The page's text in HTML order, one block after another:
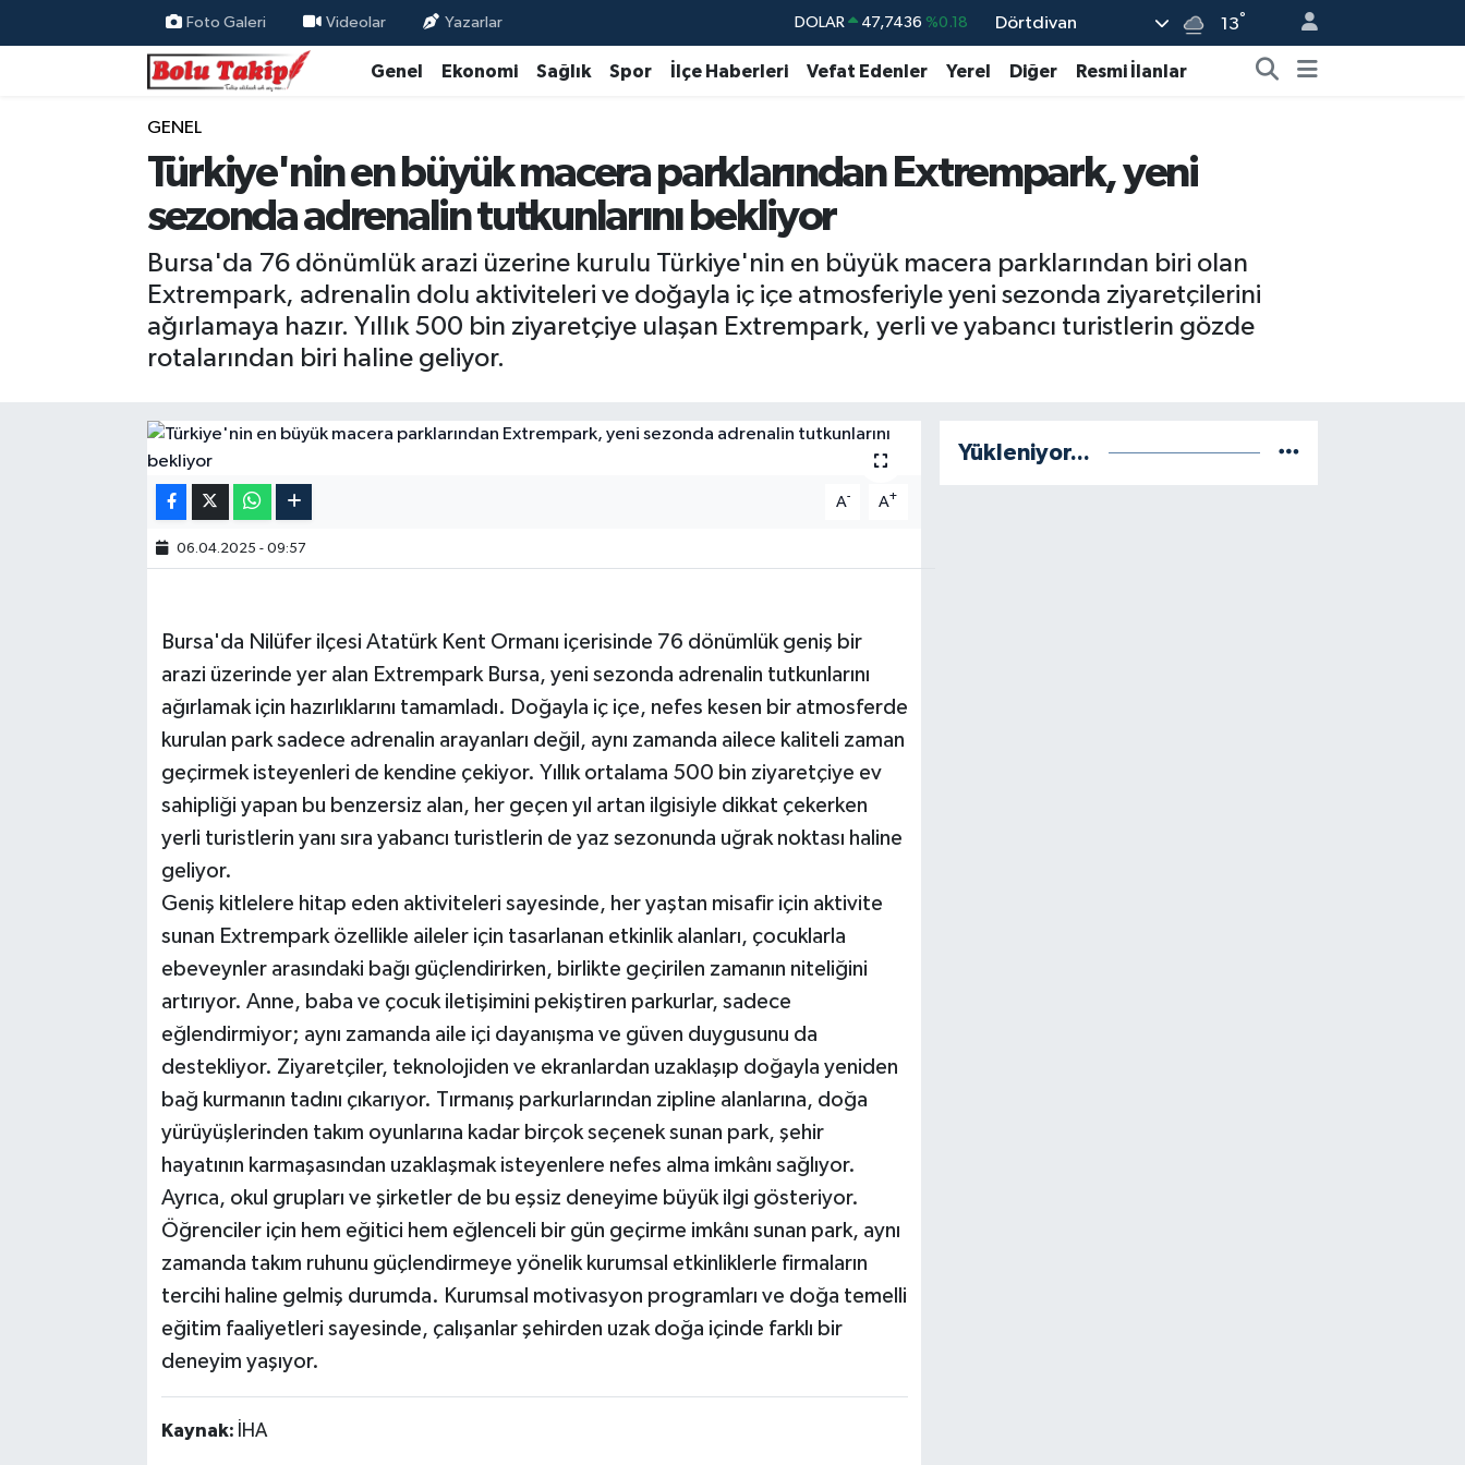
Foto Galeri Videolar Yazarlar DOLAR 47,7436 %0.18
EURO 55,2510 %0.32
BİST100 13.779 %-14
BITCOIN
Dörtdivan 13°
Genel Ekonomi Sağlık Spor İlçe Haberleri Vefat Edenler Yerel Diğer Resmi İlanlar
GENEL
Türkiye'nin en büyük macera parklarından Extrempark, yeni
sezonda adrenalin tutkunlarını bekliyor
Bursa'da 76 dönümlük arazi üzerine kurulu Türkiye'nin en büyük macera parklarından biri olan
Extrempark, adrenalin dolu aktiviteleri ve doğayla iç içe atmosferiyle yeni sezonda ziyaretçilerini
ağırlamaya hazır. Yıllık 500 bin ziyaretçiye ulaşan Extrempark, yerli ve yabancı turistlerin gözde
rotalarından biri haline geliyor.
A- A+
06.04.2025 - 09:57
Bursa'da Nilüfer ilçesi Atatürk Kent Ormanı içerisinde 76 dönümlük geniş bir
arazi üzerinde yer alan Extrempark Bursa, yeni sezonda adrenalin tutkunlarını
ağırlamak için hazırlıklarını tamamladı. Doğayla iç içe, nefes kesen bir atmosferde
kurulan park sadece adrenalin arayanları değil, aynı zamanda ailece kaliteli zaman
geçirmek isteyenleri de kendine çekiyor. Yıllık ortalama 500 bin ziyaretçiye ev
sahipliği yapan bu benzersiz alan, her geçen yıl artan ilgisiyle dikkat çekerken
yerli turistlerin yanı sıra yabancı turistlerin de yaz sezonunda uğrak noktası haline
geliyor.
Geniş kitlelere hitap eden aktiviteleri sayesinde, her yaştan misafir için aktivite
sunan Extrempark özellikle aileler için tasarlanan etkinlik alanları, çocuklarla
ebeveynler arasındaki bağı güçlendirirken, birlikte geçirilen zamanın niteliğini
artırıyor. Anne, baba ve çocuk iletişimini pekiştiren parkurlar, sadece
eğlendirmiyor; aynı zamanda aile içi dayanışma ve güven duygusunu da
destekliyor. Ziyaretçiler, teknolojiden ve ekranlardan uzaklaşıp doğayla yeniden
bağ kurmanın tadını çıkarıyor. Tırmanış parkurlarından zipline alanlarına, doğa
yürüyüşlerinden takım oyunlarına kadar birçok seçenek sunan park, şehir
hayatının karmaşasından uzaklaşmak isteyenlere nefes alma imkânı sağlıyor.
Ayrıca, okul grupları ve şirketler de bu eşsiz deneyime büyük ilgi gösteriyor.
Öğrenciler için hem eğitici hem eğlenceli bir gün geçirme imkânı sunan park, aynı
zamanda takım ruhunu güçlendirmeye yönelik kurumsal etkinliklerle firmaların
tercihi haline gelmiş durumda. Kurumsal motivasyon programları ve doğa temelli
eğitim faaliyetleri sayesinde, çalışanlar şehirden uzak doğa içinde farklı bir
deneyim yaşıyor.
Kaynak: İHA
Yükleniyor...